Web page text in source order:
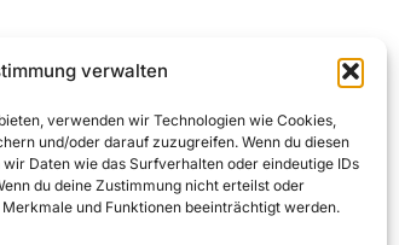
verwalten
verwenden wir Technologien wie Cookies,
und/oder darauf zuzugreifen. Wenn du diesen
Daten wie das Surfverhalten oder eindeutige IDs
du deine Zustimmung nicht erteilst oder
und Funktionen beeinträchtigt werden.
ist aufgetreten – der Feed
zurzeit nicht. Versuche es
einmal.